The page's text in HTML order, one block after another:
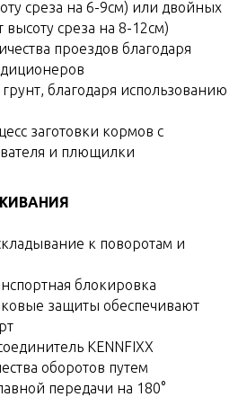
среза на 6-9см) или двойных
среза на 8-12см)
проездов благодаря
благодаря использованию
заготовки кормов с
и плющилки
к поворотам и
блокировка
защиты обеспечивают
KENNFIXX
оборотов путем
передачи на 180°